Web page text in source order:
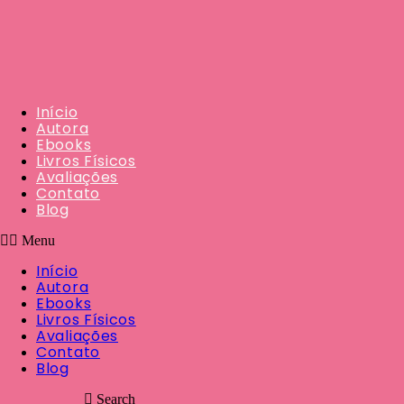
Início
Autora
Ebooks
Livros Físicos
Avaliações
Contato
Blog
Menu
Início
Autora
Ebooks
Livros Físicos
Avaliações
Contato
Blog
Search